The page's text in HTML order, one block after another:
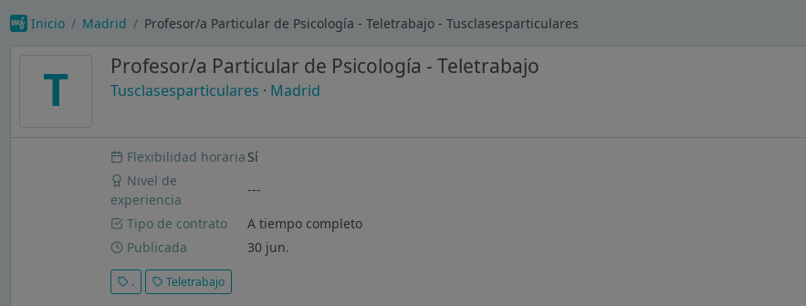
Inicio Madrid Profesor/a Particular de Psicología - Teletrabajo - Tusclasesparticulares
T Profesor/a Particular de Psicología - Teletrabajo
Tusclasesparticulares · Madrid
Flexibilidad horaria Sí
Nivel de
experiencia
---
Tipo de contrato
A tiempo completo
Publicada
30 jun.
. Teletrabajo